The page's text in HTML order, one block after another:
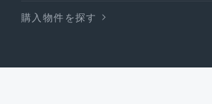
購入物件を探す